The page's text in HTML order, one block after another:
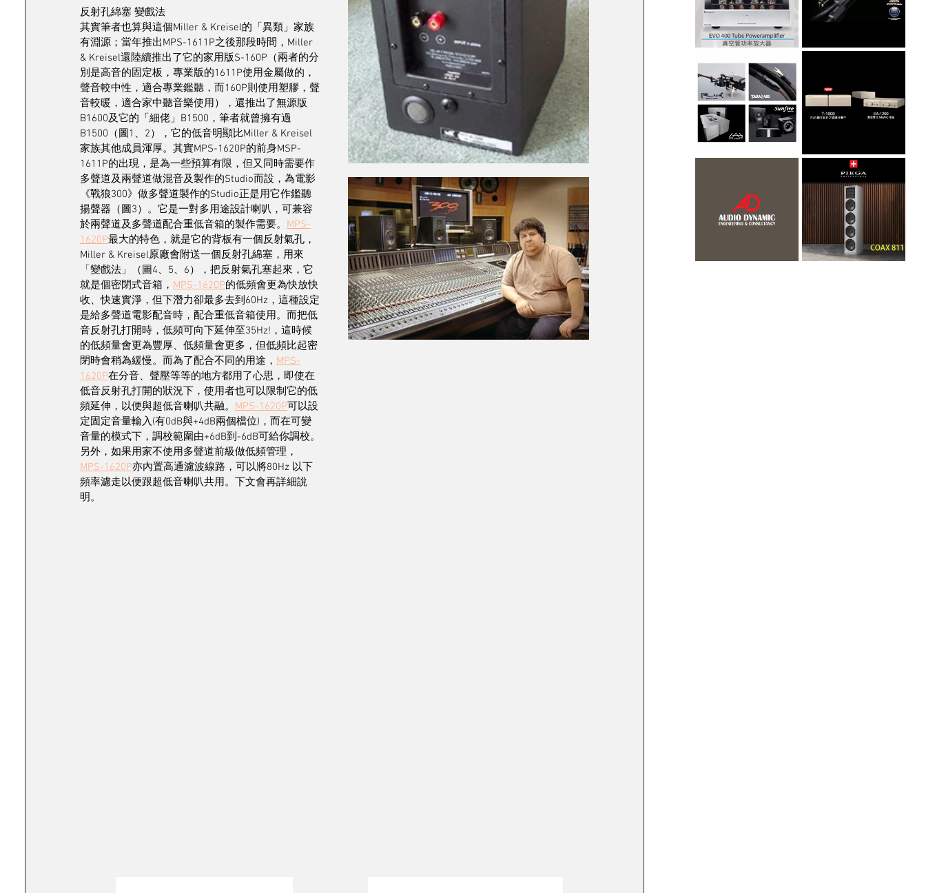
反射孔綿塞 變戲法
其實筆者也算與這個Miller & Kreisel的「異類」家族
有淵源；當年推出MPS-1611P之後那段時間，Miller
& Kreisel還陸續推出了它的家用版S-160P（兩者的分
別是高音的固定板，專業版的1611P使用金屬做的，
聲音較中性，適合專業鑑聽，而160P則使用塑膠，聲
音較暖，適合家中聽音樂使用），還推出了無源版
B1600及它的「細佬」B1500，筆者就曾擁有過
B1500（圖1、2），它的低音明顯比Miller & Kreisel
家族其他成員渾厚。其實MPS-1620P的前身MSP-
1611P的出現，是為一些預算有限，但又同時需要作
多聲道及兩聲道做混音及製作的Studio而設，為電影
《戰狼300》做多聲道製作的Studio正是用它作鑑聽
揚聲器（圖3）。它是一對多用途設計喇叭，可兼容
於兩聲道及多聲道配合重低音箱的製作需要。 MPS-
1620P最大的特色，就是它的背板有一個反射氣孔，
Miller & Kreisel原廠會附送一個反射孔綿塞，用來
「變戲法」（圖4、5、6），把反射氣孔塞起來，它
就是個密閉式音箱， MPS-1620P的低頻會更為快放快
收、快速實淨，但下潛力卻最多去到60Hz，這種設定
是給多聲道電影配音時，配合重低音箱使用。而把低
音反射孔打開時，低頻可向下延伸至35Hz!，這時候
的低頻量會更為豐厚、低頻量會更多，但低頻比起密
閉時會稍為緩慢。而為了配合不同的用途， MPS-
1620P在分音、聲壓等等的地方都用了心思，即使在
低音反射孔打開的狀況下，使用者也可以限制它的低
頻延伸，以便與超低音喇叭共融。 MPS-1620P可以設
定固定音量輸入(有0dB與+4dB兩個檔位)，而在可變
音量的模式下，調校範圍由+6dB到-6dB可給你調校。
另外，如果用家不使用多聲道前級做低頻管理，
MPS-1620P亦內置高通濾波線路，可以將80Hz 以下
頻率濾走以便跟超低音喇叭共用。下文會再詳細說
明。